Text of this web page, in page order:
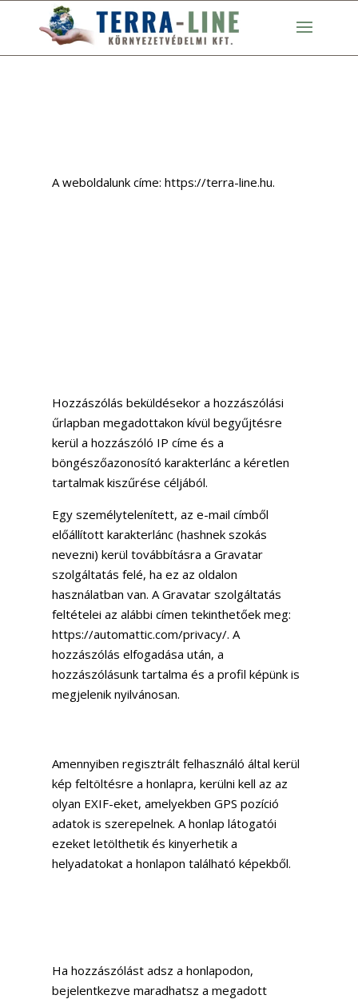
A weboldalunk címe: https://terra-line.hu.
Hozzászólás beküldésekor a hozzászólási
űrlapban megadottakon kívül begyűjtésre
kerül a hozzászóló IP címe és a
böngészőazonosító karakterlánc a kéretlen
tartalmak kiszűrése céljából.
Egy személytelenített, az e-mail címből
előállított karakterlánc (hashnek szokás
nevezni) kerül továbbításra a Gravatar
szolgáltatás felé, ha ez az oldalon
használatban van. A Gravatar szolgáltatás
feltételei az alábbi címen tekinthetőek meg:
https://automattic.com/privacy/. A
hozzászólás elfogadása után, a
hozzászólásunk tartalma és a profil képünk is
megjelenik nyilvánosan.
Amennyiben regisztrált felhasználó által kerül
kép feltöltésre a honlapra, kerülni kell az az
olyan EXIF-eket, amelyekben GPS pozíció
adatok is szerepelnek. A honlap látogatói
ezeket letölthetik és kinyerhetik a
helyadatokat a honlapon található képekből.
Ha hozzászólást adsz a honlapodon,
bejelentkezve maradhatsz a megadott